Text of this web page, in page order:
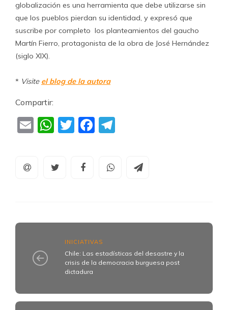
globalización es una herramienta que debe utilizarse sin
que los pueblos pierdan su identidad, y expresó que
suscribe por completo los planteamientos del gaucho
Martín Fierro, protagonista de la obra de José Hernández
(siglo XIX).
* Visite el blog de la autora
Compartir:
EmailWhatsApp
TwitterFacebook
INICIATIVAS
Chile: Las estadísticas del desastre y la
crisis de la democracia burguesa post
dictadura